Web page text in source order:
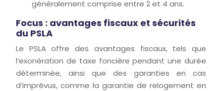
généralement comprise entre 2 et 4 ans.
Focus : avantages fiscaux et sécurités
du PSLA
Le PSLA offre des avantages fiscaux, tels que
l’exonération de taxe foncière pendant une durée
déterminée, ainsi que des garanties en cas
d’imprévus, comme la garantie de relogement en